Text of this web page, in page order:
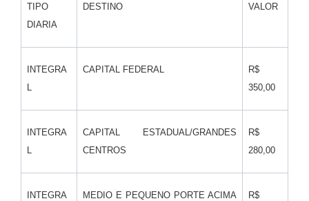
TIPO
DIARIA
DESTINO VALOR
INTEGRA
CAPITAL FEDERAL
R$
350,00
INTEGRA
CAPITAL ESTADUAL/GRANDES
CENTROS
R$
280,00
INTEGRA
MEDIO E PEQUENO PORTE ACIMA
R$